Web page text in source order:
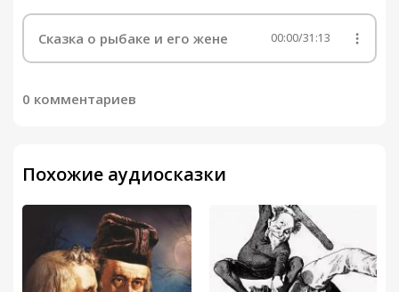
Сказка о рыбаке и его жене 00:00/31:13
0 комментариев
Похожие аудиосказки